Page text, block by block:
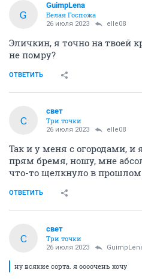
G
GuimpLena
Белая Госпожа
26 июля 2023 elle08
Эличкин, я точно на твоей
не помру?
ОТВЕТИТЬ
С
свет
Три точки
26 июля 2023 elle08
Так и у меня с огородами, и
прям бремя, ношу, мне
что-то щелкнуло в прошлом
ОТВЕТИТЬ
С
свет
Три точки
26 июля 2023
ну всякие сорта. я оооочень хочу